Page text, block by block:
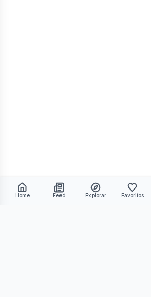
Home Feed Explorar Favoritos